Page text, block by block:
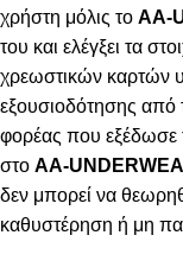
χρήστη μόλις το AA-
του και ελέγξει τα
χρεωστικών καρτών
εξουσιοδότησης
φορέας που εξέδωσε
στο AA-
δεν μπορεί να
καθυστέρηση ή μη